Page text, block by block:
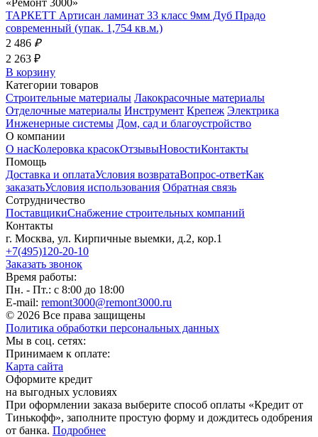
ТАРКЕТТ Артисан ламинат 33 класс 9мм Дуб Прадо
современный (упак. 1,754 кв.м.)
2 486 ₽
2 263 ₽
В корзину
Категории товаров
Строительные материалы Лакокрасочные материалы
Отделочные материалы Инструмент Крепеж Электрика
Инженерные системы Дом, сад и благоустройство
О компании
О насКолеровка красокОтзывыНовостиКонтакты
Помощь
Доставка и оплатаУсловия возвратаВопрос-ответКак
заказатьУсловия использования Обратная связь
Сотрудничество
ПоставщикиСнабжение строительных компаний
Контакты
г. Москва, ул. Кирпичные выемки, д.2, кор.1
+7(495)120-20-10
Заказать звонок
Время работы:
Пн. - Пт.: с 8:00 до 18:00
E-mail: remont3000@remont3000.ru
© 2026 Все права защищены
Политика обработки персональных данных
Мы в соц. сетях:
Принимаем к оплате:
Карта сайта
Оформите кредит
на выгодных условиях
При оформлении заказа выберите способ оплаты «Кредит от
Тинькофф», заполните простую форму и дождитесь одобрения
от банка. Подробнее